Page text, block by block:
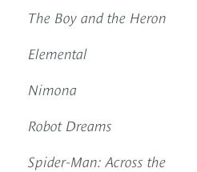
The Boy and the Heron
Elemental
Nimona
Robot Dreams
Spider-Man: Across the